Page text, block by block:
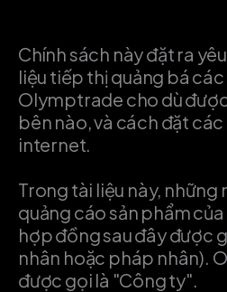
Chính sách này đặt ra
liệu tiếp thị quảng bá
Olymptrade cho dù
bên nào, và cách đặt
internet.
Trong tài liệu này,
quảng cáo sản phẩm
hợp đồng sau đây được
nhân hoặc pháp nhân).
được gọi là "Công ty".